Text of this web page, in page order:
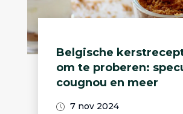
Belgische
om te proberen:
cougnou en meer
7 nov 2024